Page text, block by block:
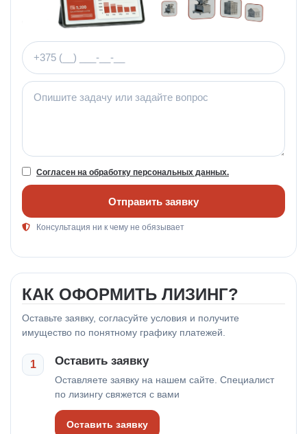
Телефон
Комментарий
Согласен на обработку персональных данных.
Отправить заявку
Консультация ни к чему не обязывает
КАК ОФОРМИТЬ ЛИЗИНГ?
Оставьте заявку, согласуйте условия и получите
имущество по понятному графику платежей.
1 Оставить заявку
Оставляете заявку на нашем сайте. Специалист
по лизингу свяжется с вами
Оставить заявку